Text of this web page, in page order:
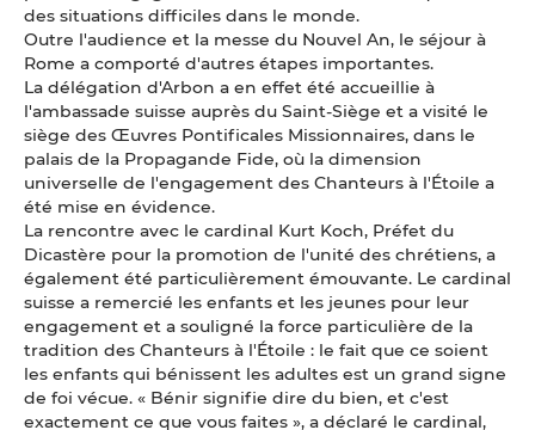
des situations difficiles dans le monde.
Outre l'audience et la messe du Nouvel An, le séjour à
Rome a comporté d'autres étapes importantes.
La délégation d'Arbon a en effet été accueillie à
l'ambassade suisse auprès du Saint-Siège et a visité le
siège des Œuvres Pontificales Missionnaires, dans le
palais de la Propagande Fide, où la dimension
universelle de l'engagement des Chanteurs à l'Étoile a
été mise en évidence.
La rencontre avec le cardinal Kurt Koch, Préfet du
Dicastère pour la promotion de l'unité des chrétiens, a
également été particulièrement émouvante. Le cardinal
suisse a remercié les enfants et les jeunes pour leur
engagement et a souligné la force particulière de la
tradition des Chanteurs à l'Étoile : le fait que ce soient
les enfants qui bénissent les adultes est un grand signe
de foi vécue. « Bénir signifie dire du bien, et c'est
exactement ce que vous faites », a déclaré le cardinal,